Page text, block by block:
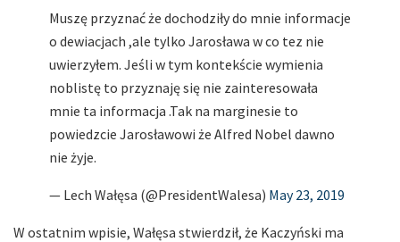
Muszę przyznać że dochodziły do mnie informacje
o dewiacjach ,ale tylko Jarosława w co tez nie
uwierzyłem. Jeśli w tym kontekście wymienia
noblistę to przyznaję się nie zainteresowała
mnie ta informacja .Tak na marginesie to
powiedzcie Jarosławowi że Alfred Nobel dawno
nie żyje.
— Lech Wałęsa (@PresidentWalesa) May 23, 2019
W ostatnim wpisie, Wałęsa stwierdził, że Kaczyński ma